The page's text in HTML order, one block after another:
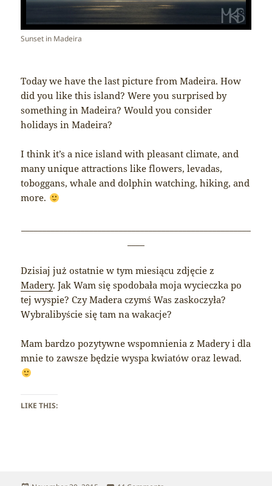
Sunset in Madeira
Today we have the last picture from Madeira. How
did you like this island? Were you surprised by
something in Madeira? Would you consider
holidays in Madeira?
I think it’s a nice island with pleasant climate, and
many unique attractions like flowers, levadas,
toboggans, whale and dolphin watching, hiking, and
more.
Dzisiaj już ostatnie w tym miesiącu zdjęcie z
Madery. Jak Wam się spodobała moja wycieczka po
tej wyspie? Czy Madera czymś Was zaskoczyła?
Wybralibyście się tam na wakacje?
Mam bardzo pozytywne wspomnienia z Madery i dla
mnie to zawsze będzie wyspa kwiatów oraz lewad.
LIKE THIS: